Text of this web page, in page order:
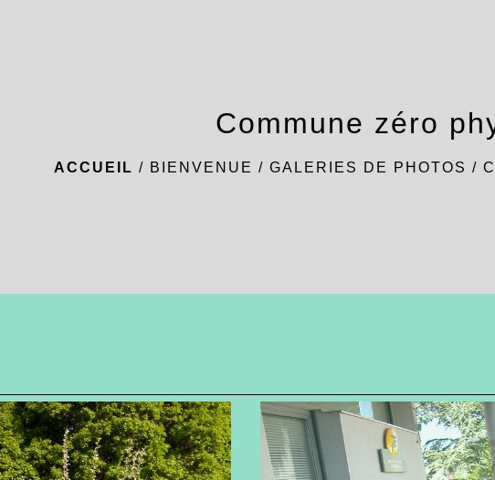
Commune zéro
ACCUEIL / BIENVENUE / GALERIES DE PHOTOS /